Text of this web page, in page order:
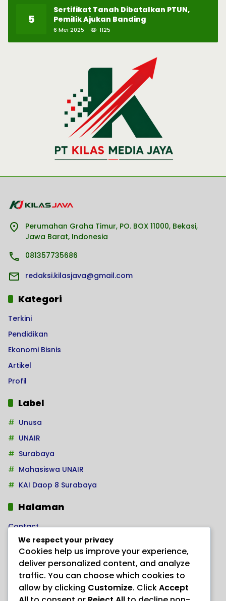
5
Sertifikat Tanah Dibatalkan PTUN,
Pemilik Ajukan Banding
6 Mei 2025 1125
Perumahan Graha Timur, PO. BOX 11000, Bekasi,
Jawa Barat, Indonesia
081357735686
redaksi.kilasjava@gmail.com
Kategori
Terkini
Pendidikan
Ekonomi Bisnis
Artikel
Profil
Label
Unusa
UNAIR
Surabaya
Mahasiswa UNAIR
KAI Daop 8 Surabaya
Halaman
Contact
Home
Kode Etik Jurnalistik
Pedoman Hak Jawab
Pedoman Media Siber
We respect your privacy
Cookies help us improve your experience,
deliver personalized content, and analyze
traffic. You can choose which cookies to
allow by clicking Customize. ClickAccept